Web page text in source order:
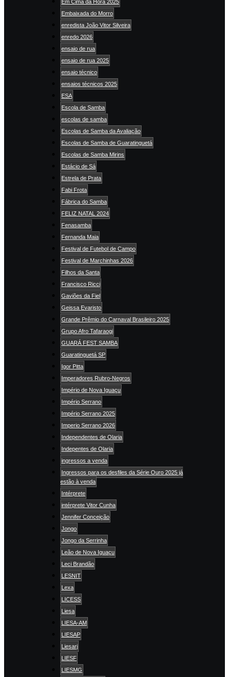
Em Cima da Hora 2025
Embaixada do Morro
enredista João Vitor Silveira
enredo 2026
ensaio de rua
ensaio de rua 2025
ensaio técnico
ensaios técnicos 2025
ESA
Escola de Samba
escolas de samba
Escolas de Samba da Avaliação
Escolas de Samba de Guaratinguetá
Escolas de Samba Mirins
Estácio de Sá
Estrela de Prata
Fabi Frota
Fábrica do Samba
FELIZ NATAL 2024
Fenasamba
Fernanda Maia
Festival de Futebol de Campo
Festival de Marchinhas 2026
Filhos da Santa
Francisco Ricci
Gaviões da Fiel
Geissa Evaristo
Grande Prêmio do Carnaval Brasileiro 2025
Grupo Afro Tafaraogi
GUARÁ FEST SAMBA
Guaratinguetá SP
Igor Pitta
Imperadores Rubro-Negros
Império de Nova Iguaçu
Império Serrano
Império Serrano 2025
Imperio Serrano 2026
Independentes de Olaria
Indepentes de Olaria
ingressos a venda
Ingressos para os desfiles da Série Ouro 2025 já
estão à venda
Intérprete
intérprete Vitor Cunha
Jennifer Conceição
Jongo
Jongo da Serrinha
Leão de Nova Iguaçu
Leci Brandão
LESNIT
Lexa
LICESS
Liesa
LIESA-AM
LIESAP
Liesarj
LIESF
LIESMG